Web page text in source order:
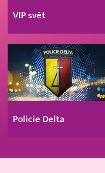
VIP svět
Policie Delta